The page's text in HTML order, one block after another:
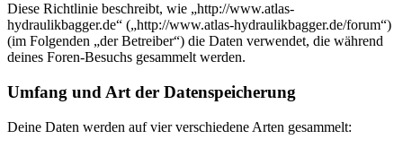
Diese Richtlinie beschreibt, wie „http://www.atlas-
hydraulikbagger.de“ („http://www.atlas-hydraulikbagger.de/forum“)
(im Folgenden „der Betreiber“) die Daten verwendet, die während
deines Foren-Besuchs gesammelt werden.
Umfang und Art der Datenspeicherung
Deine Daten werden auf vier verschiedene Arten gesammelt: